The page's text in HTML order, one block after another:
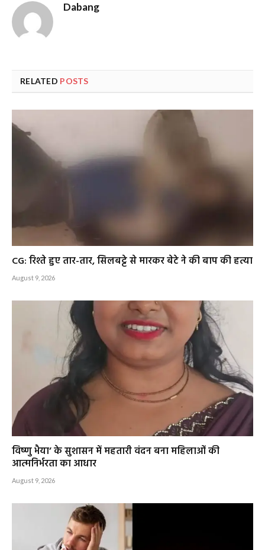
Dabang
RELATED POSTS
CG: रिश्ते हुए तार-तार, सिलबट्टे से मारकर बेटे ने की बाप की हत्या
August 9, 2026
विष्णु भैया’ के सुशासन में महतारी वंदन बना महिलाओं की
आत्मनिर्भरता का आधार
August 9, 2026